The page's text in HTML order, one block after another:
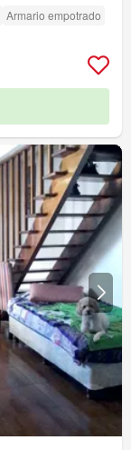
Armario empotrado